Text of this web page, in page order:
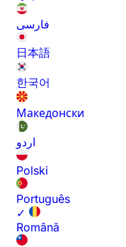
فارسی
日本語
한국어
Македонски
اردو
Polski
Português
✓
Română